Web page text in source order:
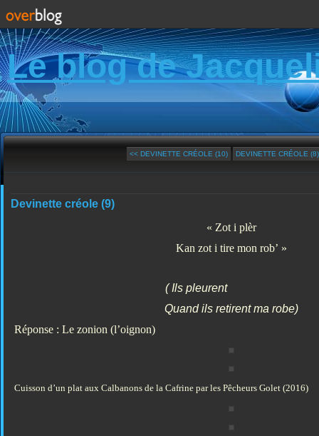
Le blog de
<< DEVINETTE CRÉOLE (10) DEVINETTE CRÉOLE
Devinette créole (9)
« Zot i plèr
Kan zot i tire mon rob’ »
( Ils pleurent
Quand ils retirent ma robe)
Réponse : Le zonion (l’oignon)
Cuisson d’un plat aux Calbanons de la Cafrine par les Pêcheurs Golet (2016)